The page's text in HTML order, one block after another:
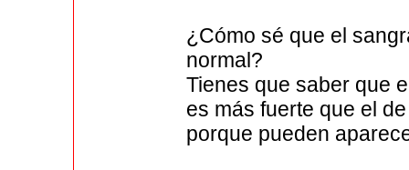
¿Cómo sé que el
normal?
Tienes que saber que
es más fuerte que el
porque pueden